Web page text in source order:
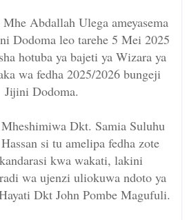
Abdallah Ulega ameyasema
Dodoma leo tarehe 5 Mei 2025
hotuba ya bajeti ya Wizara ya
wa fedha 2025/2026 bungeji
Jijini Dodoma.
Dkt. Samia Suluhu
si tu amelipa fedha zote
kwa wakati, lakini
wa ujenzi uliokuwa ndoto ya
Dkt John Pombe Magufuli.